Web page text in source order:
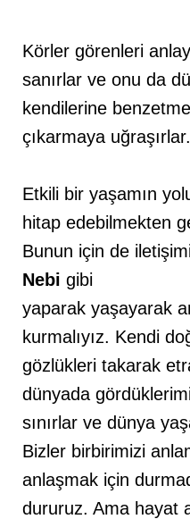
Körler görenleri
sanırlar ve onu da
kendilerine
çıkarmaya uğraşırlar.
Etkili bir yaşamın
hitap edebilmekten
Bunun için de
Nebi gibi
yaparak yaşayarak
kurmalıyız. Kendi
gözlükleri takarak
dünyada
sınırlar ve dünya
Bizler birbirimizi
anlaşmak için
dururuz. Ama hayat